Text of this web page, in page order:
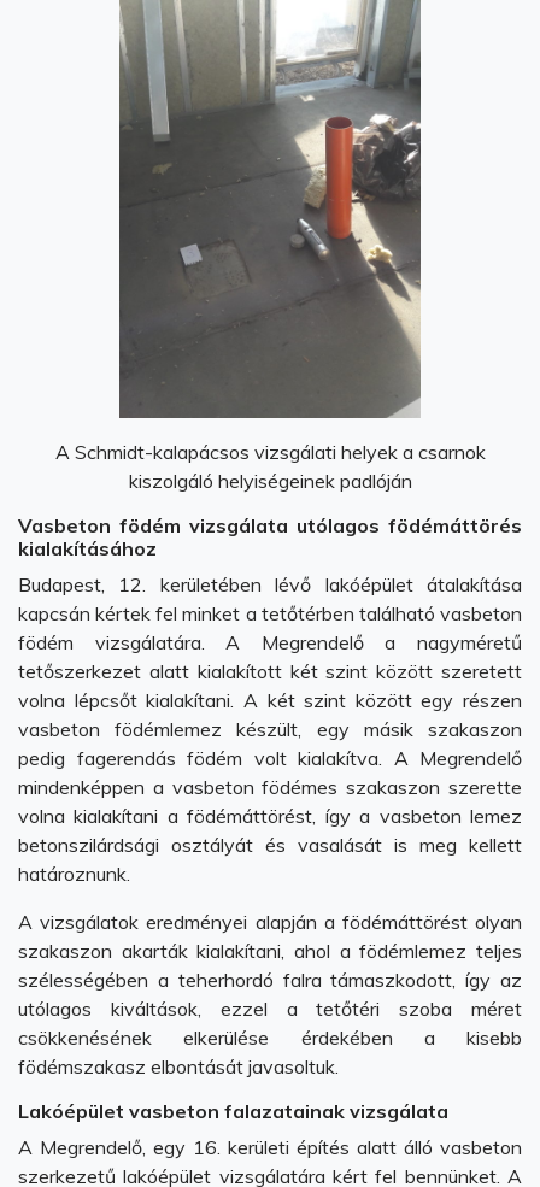
A Schmidt-kalapácsos vizsgálati helyek a csarnok
kiszolgáló helyiségeinek padlóján
Vasbeton födém vizsgálata utólagos födémáttörés
kialakításához
Budapest, 12. kerületében lévő lakóépület átalakítása
kapcsán kértek fel minket a tetőtérben található vasbeton
födém vizsgálatára. A Megrendelő a nagyméretű
tetőszerkezet alatt kialakított két szint között szeretett
volna lépcsőt kialakítani. A két szint között egy részen
vasbeton födémlemez készült, egy másik szakaszon
pedig fagerendás födém volt kialakítva. A Megrendelő
mindenképpen a vasbeton födémes szakaszon szerette
volna kialakítani a födémáttörést, így a vasbeton lemez
betonszilárdsági osztályát és vasalását is meg kellett
határoznunk.
A vizsgálatok eredményei alapján a födémáttörést olyan
szakaszon akarták kialakítani, ahol a födémlemez teljes
szélességében a teherhordó falra támaszkodott, így az
utólagos kiváltások, ezzel a tetőtéri szoba méret
csökkenésének elkerülése érdekében a kisebb
födémszakasz elbontását javasoltuk.
Lakóépület vasbeton falazatainak vizsgálata
A Megrendelő, egy 16. kerületi építés alatt álló vasbeton
szerkezetű lakóépület vizsgálatára kért fel bennünket. A